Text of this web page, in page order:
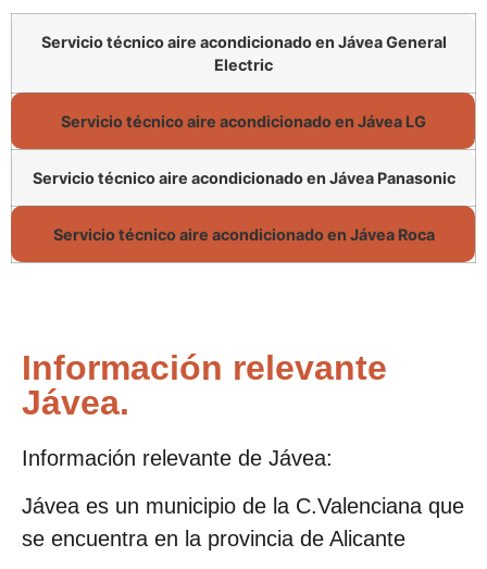
Servicio técnico aire acondicionado en Jávea General
Electric
Servicio técnico aire acondicionado en Jávea LG
Servicio técnico aire acondicionado en Jávea Panasonic
Servicio técnico aire acondicionado en Jávea Roca
Información relevante
Jávea.
Información relevante de Jávea:
Jávea es un municipio de la C.Valenciana que
se encuentra en la provincia de Alicante